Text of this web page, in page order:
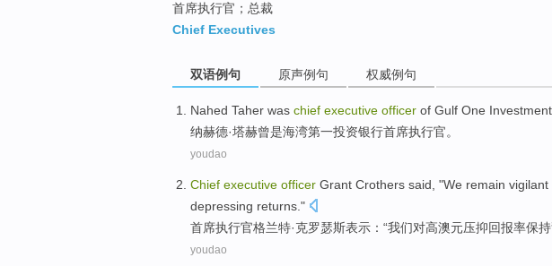
首席执行官；总裁
Chief Executives
双语例句 原声例句 权威例句
Nahed Taher was chief executive officer of Gulf One Investment
纳赫德·塔赫曾是海湾第一投资银行首席执行官。
youdao
Chief executive officer Grant Crothers said , "We remain vigilant
depressing returns ."
首席执行官格兰特·克罗瑟斯表示 ：“我们对高澳元压抑回报率保持
youdao